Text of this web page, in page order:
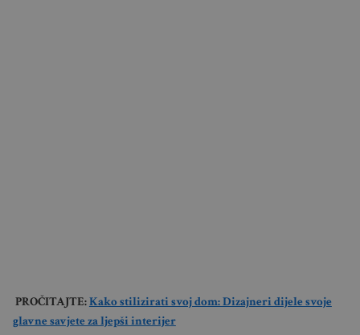
PROČITAJTE:Kako stilizirati svoj dom: Dizajneri dijele svoje
glavne savjete za ljepši interijer